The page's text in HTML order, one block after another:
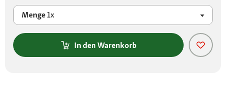
Menge1x
In den Warenkorb